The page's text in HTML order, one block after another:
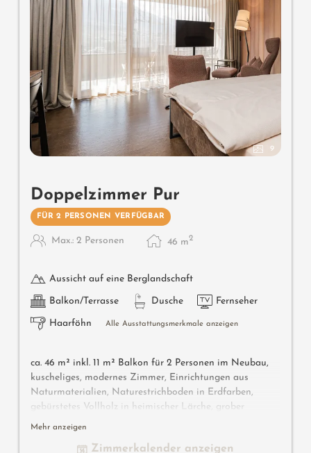
Wissenswertes : Boxspringmatratzen und Klimaanlage
9
Doppelzimmer Pur
FÜR 2 PERSONEN VERFÜGBAR
Max.: 2 Personen 46 m2
Aussicht auf eine Berglandschaft
Balkon/Terrasse Dusche Fernseher
Haarföhn Alle Ausstattungsmerkmale anzeigen
ca. 46 m² inkl. 11 m² Balkon für 2 Personen im Neubau,
kuscheliges, modernes Zimmer, Einrichtungen aus
Naturmaterialien, Naturestrichboden in Erdfarben,
gebürstetes Vollholz in heimischer Lärche, grober
Spritzputz an der Decke für angenehme Raumakustik,
Stehlampe mit 2 Designer Lounge Sessel und
Mehr anzeigen
Zimmerkalender anzeigen